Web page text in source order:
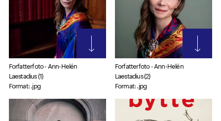
Forfatterfoto - Ann-Helén
Laestadius (1)
Format: .jpg
Forfatterfoto - Ann-Helén
Laestadius (2)
Format: .jpg